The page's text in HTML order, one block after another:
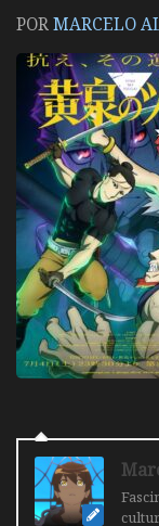
PORMARCELO